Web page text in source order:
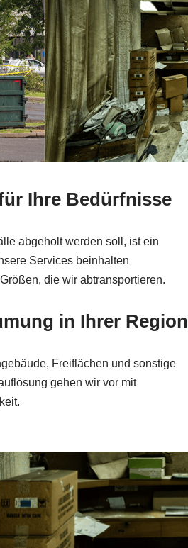
Ihre Bedürfnisse
abgeholt werden soll, ist ein
Services beinhalten
die wir abtransportieren.
in Ihrer Region
Freiflächen und sonstige
gehen wir vor mit